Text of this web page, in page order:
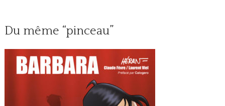
Du même “pinceau”